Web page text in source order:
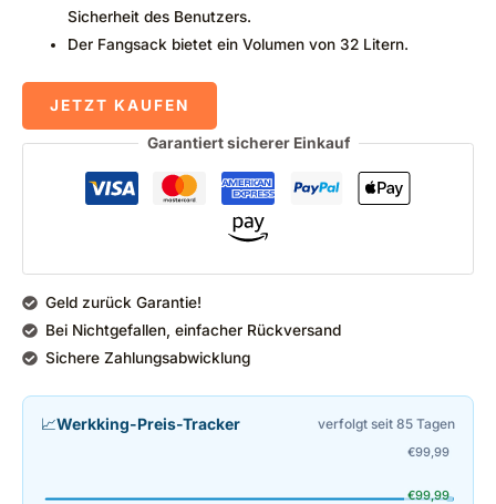
Sicherheit des Benutzers.
Der Fangsack bietet ein Volumen von 32 Litern.
JETZT KAUFEN
Garantiert sicherer Einkauf
Geld zurück Garantie!
Bei Nichtgefallen, einfacher Rückversand
Sichere Zahlungsabwicklung
📈Werkking-Preis-Tracker verfolgt seit 85 Tagen
€99,99
€99,99